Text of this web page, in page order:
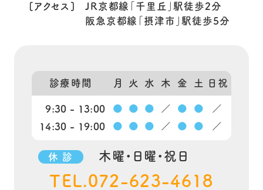
[アクセス]
JR京都線「千里丘」駅徒歩2分
阪急京都線「摂津市」駅徒歩5分
診療時間 月 火 水 木 金 土 日祝
9:30 - 13:00 ● ● ● ／ ● ●
／
14:30 - 19:00
● ● ● ／ ● ● ／
休 診 木曜・日曜・祝日
TEL.072-623-4618